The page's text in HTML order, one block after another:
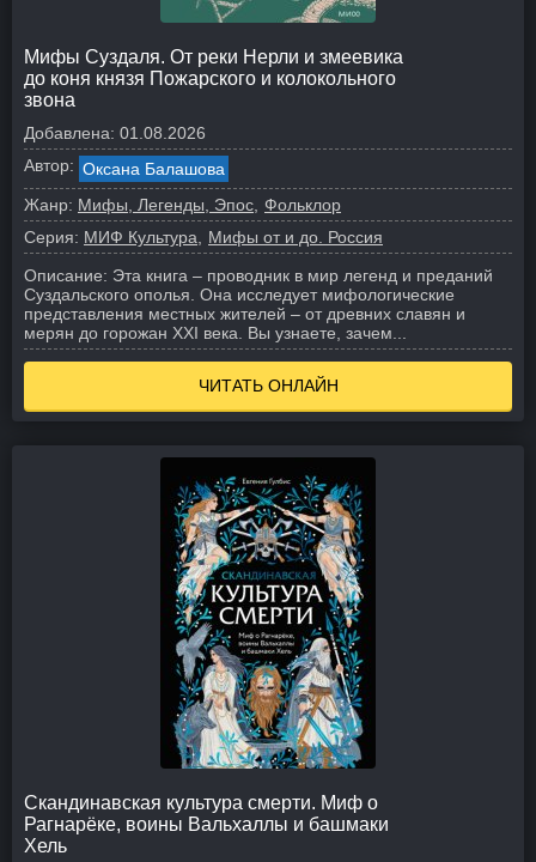
Мифы Суздаля. От реки Нерли и змеевика
до коня князя Пожарского и колокольного
звона
Добавлена: 01.08.2026
Автор: Оксана Балашова
Жанр: Мифы, Легенды, Эпос Фольклор
Серия: МИФ Культура
Мифы от и до. Россия
Описание: Эта книга – проводник в мир легенд и преданий
Суздальского ополья. Она исследует мифологические
представления местных жителей – от древних славян и
мерян до горожан XXI века. Вы узнаете, зачем...
ЧИТАТЬ ОНЛАЙН
Скандинавская культура смерти. Миф о
Рагнарёке, воины Вальхаллы и башмаки
Хель